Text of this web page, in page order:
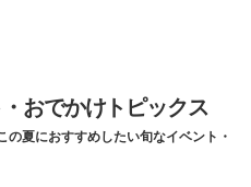
おでかけトピックス
の夏におすすめしたい旬なイベント・